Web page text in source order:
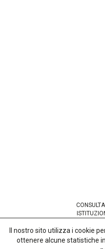
codice
Il nostro sito utilizza i cookie
ottenere alcune statistiche